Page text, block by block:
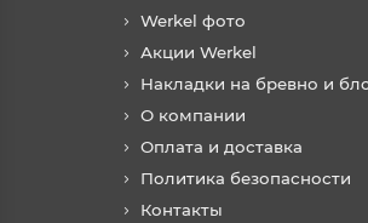
Werkel фото
Акции Werkel
Накладки на бревно и
О компании
Оплата и доставка
Политика безопасности
Контакты